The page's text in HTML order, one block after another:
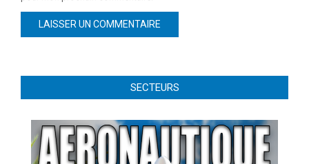
SECTEURS